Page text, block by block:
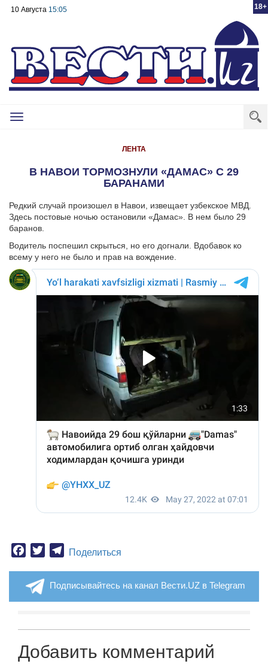
18+
10 Августа 15:05
Toggle
ЛЕНТА
В НАВОИ ТОРМОЗНУЛИ «ДАМАС» С 29
БАРАНАМИ
Редкий случай произошел в Навои, извещает узбекское МВД.
Здесь постовые ночью остановили «Дамас». В нем было 29
баранов.
Водитель поспешил скрыться, но его догнали. Вдобавок ко
всему у него не было и прав на вождение.
Facebook
TwitterTelegram
Поделиться
Подписывайтесь на канал Вести.UZ в Telegram
Добавить комментарий